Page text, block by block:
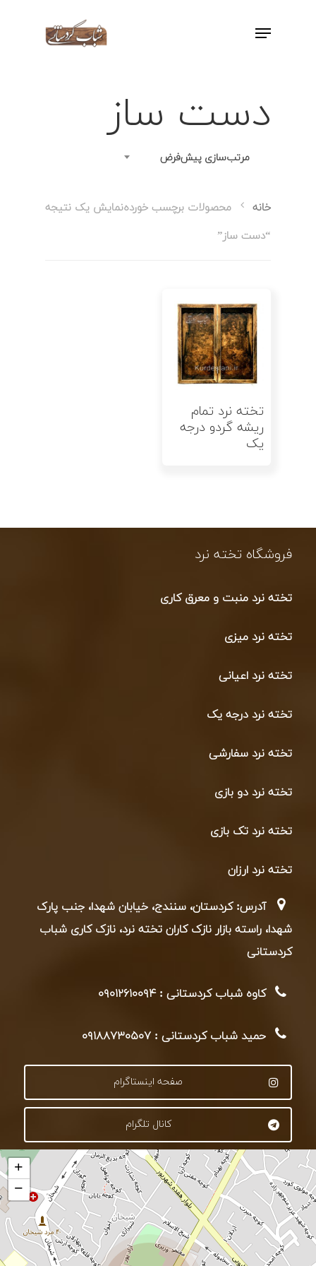
دست ساز
مرتب‌سازی پیش‌فرض
نمایش یک نتیجه خانه
محصولات برچسب خورده
“دست ساز”
اطلاعات بیشتر
تخته نرد تمام
ریشه گردو درجه
یک
فروشگاه تخته نرد
تخته نرد منبت و معرق کاری
تخته نرد میزی
تخته نرد اعیانی
تخته نرد درجه یک
تخته نرد سفارشی
تخته نرد دو بازی
تخته نرد تک بازی
تخته نرد ارزان
آدرس: کردستان، سنندج، خیابان شهدا، جنب پارک
شهدا، راسته بازار نازک کاران تخته نرد، نازک کاری شباب
کردستانی
کاوه شباب کردستانی : ۰۹۰۱۲۶۱۰۰۹۴
حمید شباب کردستانی : ۰۹۱۸۸۷۳۰۵۰۷
صفحه اینستاگرام
کانال تلگرام
+
−